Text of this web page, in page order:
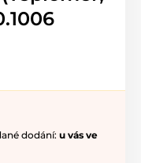
dodání: u vás ve